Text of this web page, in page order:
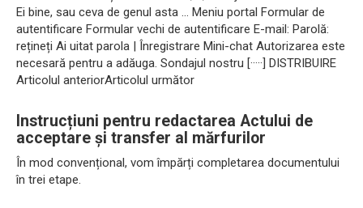
Ei bine, sau ceva de genul asta ... Meniu portal Formular de
autentificare Formular vechi de autentificare E-mail: Parolă:
rețineți Ai uitat parola | Înregistrare Mini-chat Autorizarea este
necesară pentru a adăuga. Sondajul nostru [·····] DISTRIBUIRE
Articolul anteriorArticolul următor
Instrucțiuni pentru redactarea Actului de
acceptare și transfer al mărfurilor
În mod convențional, vom împărți completarea documentului
în trei etape.